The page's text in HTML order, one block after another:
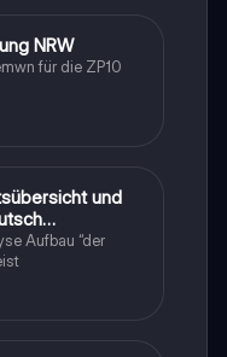
NRW
für die ZP10
und
Aufbau “der